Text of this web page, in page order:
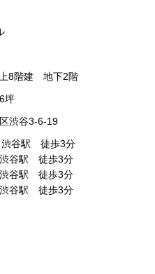
8階建 地下2階
坪
渋谷3-6-19
駅 徒歩3分
駅 徒歩3分
谷駅 徒歩3分
谷駅 徒歩3分